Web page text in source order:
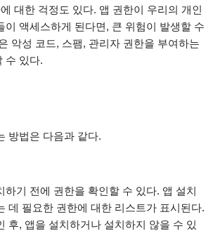
대한 걱정도 있다. 앱 권한이 우리의 개인
이 액세스하게 된다면, 큰 위험이 발생할 수
악성 코드, 스팸, 관리자 권한을 부여하는
수 있다.
방법은 다음과 같다.
하기 전에 권한을 확인할 수 있다. 앱 설치
데 필요한 권한에 대한 리스트가 표시된다.
후, 앱을 설치하거나 설치하지 않을 수 있